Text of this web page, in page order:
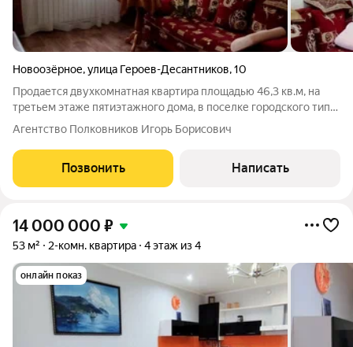
Новоозёрное,улица Героев-Десантников,10
Продается двухкомнатная квартира площадью 46,3 кв.м, на
третьем этаже пятиэтажного дома, в поселке городского типа
Новоозерное, Республики Крым. В квартире сделан хороший
косметический ремонт. Отопление центральное, газ, свет,
вода. Все проведено.
Агентство Полковников Игорь Борисович
Позвонить Написать
14 000 000 ₽
53 м² 2-комн. квартира 4 этаж из 4
онлайн показ